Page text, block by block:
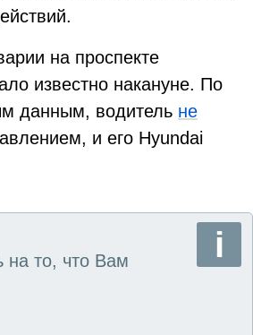
на проспекте
известно накануне. По
данным, водитель не
и его Hyundai
на то, что Вам